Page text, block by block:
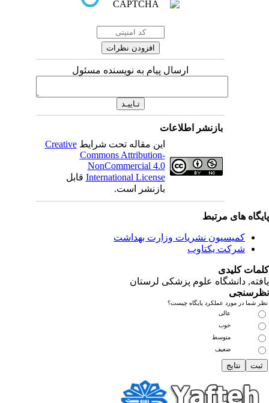
ارسال پیام به نویسنده مسئول
بازنشر اطلاعات
این مقاله تحت شرایطCreative
Commons Attribution-
NonCommercial 4.0
International Licenseقابل
بازنشر است.
های مرتبط
کمیسیون نشریات وزارت بهداشت
شرکت یکتاوب
کلیدی
, دانشگاه علوم پزشکی لرستان
شما در مورد عملکرد پایگاه چیست؟
عالی
خوب
متوسط
ضعیف